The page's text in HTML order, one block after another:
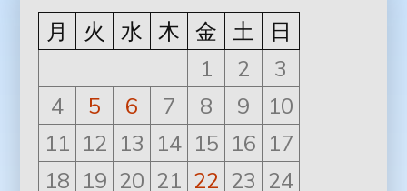
月
火 水 木 金 土
日
1
2
3
4
5 6 7 8 9
10
11 12 13 14 15 16 17
18 19 20 21 22 23 24